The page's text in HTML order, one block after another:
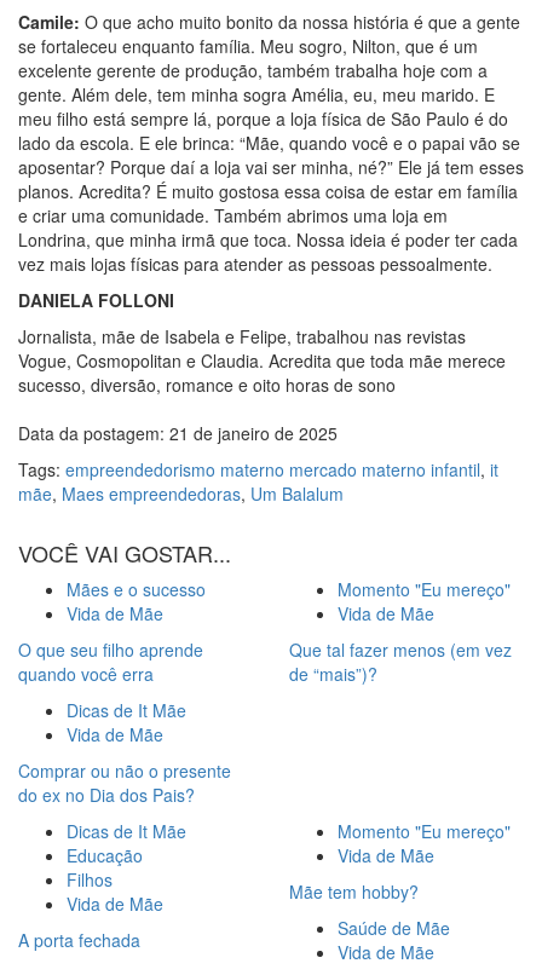
Camile: O que acho muito bonito da nossa história é que a gente
se fortaleceu enquanto família. Meu sogro, Nilton, que é um
excelente gerente de produção, também trabalha hoje com a
gente. Além dele, tem minha sogra Amélia, eu, meu marido. E
meu filho está sempre lá, porque a loja física de São Paulo é do
lado da escola. E ele brinca: “Mãe, quando você e o papai vão se
aposentar? Porque daí a loja vai ser minha, né?” Ele já tem esses
planos. Acredita? É muito gostosa essa coisa de estar em família
e criar uma comunidade. Também abrimos uma loja em
Londrina, que minha irmã que toca. Nossa ideia é poder ter cada
vez mais lojas físicas para atender as pessoas pessoalmente.
DANIELA FOLLONI
Jornalista, mãe de Isabela e Felipe, trabalhou nas revistas
Vogue, Cosmopolitan e Claudia. Acredita que toda mãe merece
sucesso, diversão, romance e oito horas de sono
Data da postagem: 21 de janeiro de 2025
Tags: empreendedorismo materno mercado materno infantil, it
mãe, Maes empreendedoras, Um Balalum
VOCÊ VAI GOSTAR...
Mães e o sucesso
Vida de Mãe
O que seu filho aprende
quando você erra
Momento "Eu mereço"
Vida de Mãe
Que tal fazer menos (em vez
de “mais”)?
Dicas de It Mãe
Vida de Mãe
Comprar ou não o presente
do ex no Dia dos Pais?
Dicas de It Mãe
Educação
Filhos
Vida de Mãe
A porta fechada
Momento "Eu mereço"
Vida de Mãe
Mãe tem hobby?
Saúde de Mãe
Vida de Mãe